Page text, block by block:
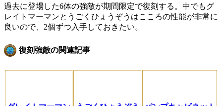
過去に登場した6体の強敵が期間限定で復刻する。中でもグ
レイトマーマンとうごくひょうぞうはこころの性能が非常に
良いので、2個ずつ入手しておきたい。
復刻強敵の関連記事